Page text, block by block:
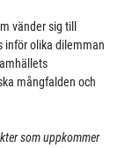
vänder sig till
inför olika dilemman
mångfalden och
som uppkommer